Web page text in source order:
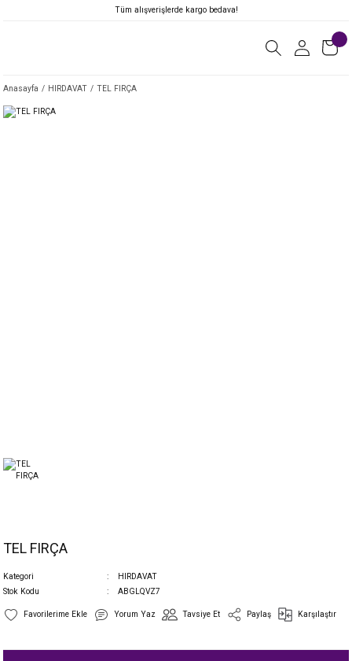
Tüm alışverişlerde kargo bedava!
Anasayfa HIRDAVAT TEL FIRÇA
TEL FIRÇA
Kategori
HIRDAVAT
Stok Kodu
ABGLQVZ7
Yorum Yaz Tavsiye Et Paylaş Karşılaştır